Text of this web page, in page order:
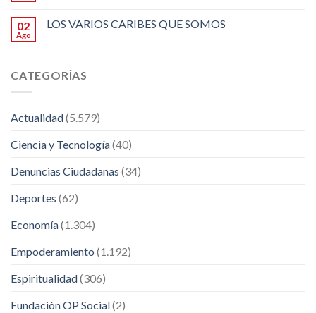
02
Ago
LOS VARIOS CARIBES QUE SOMOS
CATEGORÍAS
Actualidad(5.579)
Ciencia y Tecnología(40)
Denuncias Ciudadanas (34)
Deportes (62)
Economía(1.304)
Empoderamiento (1.192)
Espiritualidad(306)
Fundación OP Social(2)